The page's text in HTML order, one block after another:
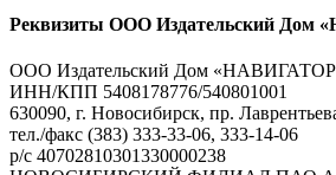
Реквизиты ООО Издательский Дом
ООО Издательский Дом
ИНН/КПП 5408178776/540801001
630090, г. Новосибирск, пр.
тел./факс (383) 333-33-06, 333-14-06
р/с 40702810301330000238